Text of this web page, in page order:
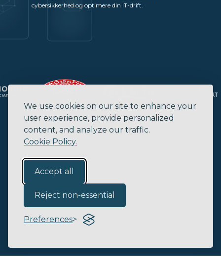
We use cookies on our site to enhance your
user experience, provide personalized
content, and analyze our traffic.
Cookie Policy.
Accept all
Reject non-essential
Preferences
cybersikkerhed og optimere din IT-drift.